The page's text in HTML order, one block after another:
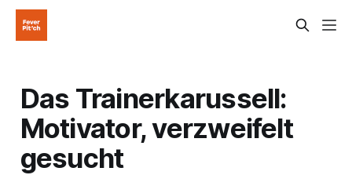
Das Trainerkarussell:
Motivator, verzweifelt
gesucht